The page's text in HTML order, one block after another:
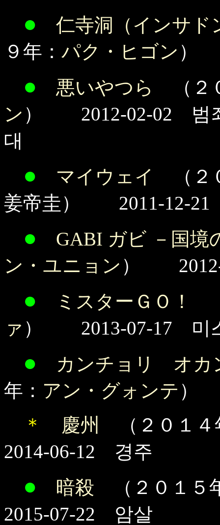
●
仁寺洞（インサド
９年： パク・ヒゴン ）
● 悪いやつら
（２
ン ） 2012-02-02 범죄
대
● マイウェイ
（２
姜帝圭） 2011-12-21
●
GABI ガビ －国境
ン・ユニョン ）
● ミスターＧＯ！
ァ ） 2013-07-17 미
●
カンチョリ オカ
年： アン・グォンテ ）
＊
慶州
（２０１４
2014-06-12 경주
● 暗殺 （２０１５
2015-07-22 암살